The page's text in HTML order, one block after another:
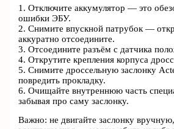
1. Отключите аккумулятор — это
ошибки ЭБУ.
2. Снимите впускной патрубок —
аккуратно отсоедините.
3. Отсоедините разъём с датчика
4. Открутите крепления корпуса
5. Снимите дроссельную заслонку
повредить прокладку.
6. Очищайте внутреннюю часть
забывая про саму заслонку.
Важно: не двигайте заслонку